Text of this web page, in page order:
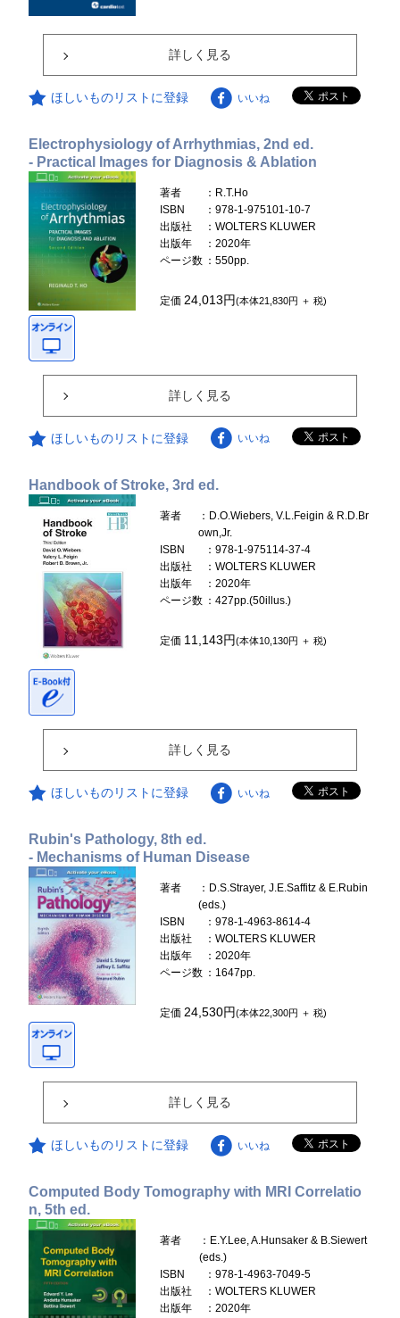
詳しく見る
ほしいものリストに登録 いいね
Electrophysiology of Arrhythmias, 2nd ed.
- Practical Images for Diagnosis & Ablation
著者
：R.T.Ho
ISBN
：978-1-975101-10-7
出版社
：WOLTERS KLUWER
出版年
：2020年
ページ数 ：550pp.
定価24,013円(本体21,830円 ＋ 税)
詳しく見る
ほしいものリストに登録 いいね
Handbook of Stroke, 3rd ed.
著者
：D.O.Wiebers, V.L.Feigin & R.D.Br
own,Jr.
ISBN
：978-1-975114-37-4
出版社
：WOLTERS KLUWER
出版年
：2020年
ページ数 ：427pp.(50illus.)
定価 11,143円(本体10,130円 ＋ 税)
詳しく見る
ほしいものリストに登録 いいね
Rubin's Pathology, 8th ed.
- Mechanisms of Human Disease
著者
：D.S.Strayer, J.E.Saffitz & E.Rubin
(eds.)
ISBN
：978-1-4963-8614-4
出版社
：WOLTERS KLUWER
出版年
：2020年
ページ数 ：1647pp.
定価24,530円(本体22,300円 ＋ 税)
詳しく見る
ほしいものリストに登録 いいね
Computed Body Tomography with MRI Correlatio
n, 5th ed.
著者
：E.Y.Lee, A.Hunsaker & B.Siewert
(eds.)
ISBN
：978-1-4963-7049-5
出版社
：WOLTERS KLUWER
出版年
：2020年